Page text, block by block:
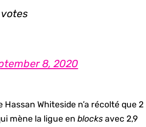
8, 2020
Whiteside n’a récolté que 2
mène la ligue enblocks avec 2,9